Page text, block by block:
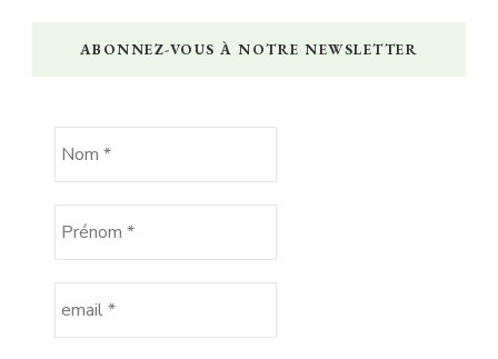
ABONNEZ-VOUS À NOTRE NEWSLETTER